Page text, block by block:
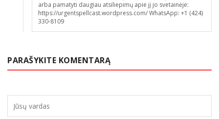
arba pamatyti daugiau atsiliepimų apie jį jo svetainėje:
https://urgentspellcast.wordpress.com/ WhatsApp: +1 (424)
330-8109
PARAŠYKITE KOMENTARĄ